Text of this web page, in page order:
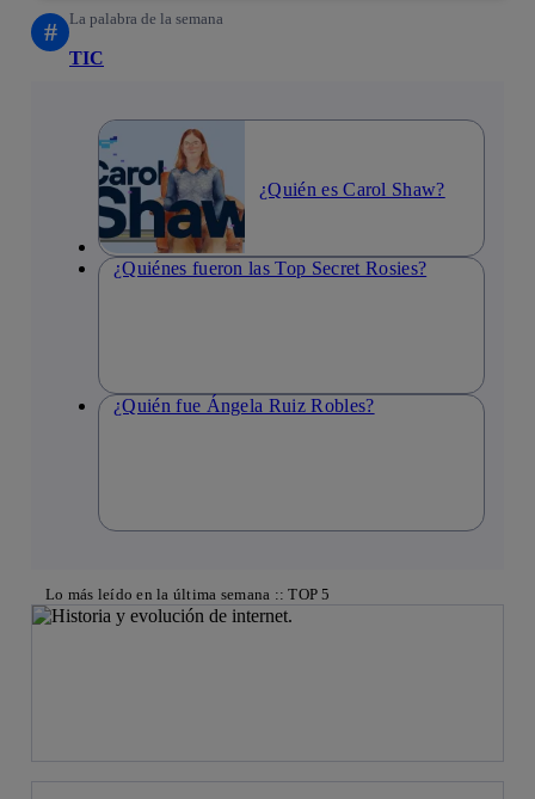
# La palabra de la semana
TIC
¿Quién es Carol Shaw?
¿Quiénes fueron las Top Secret Rosies?
¿Quién fue Ángela Ruiz Robles?
Lo más leído en la última semana :: TOP 5